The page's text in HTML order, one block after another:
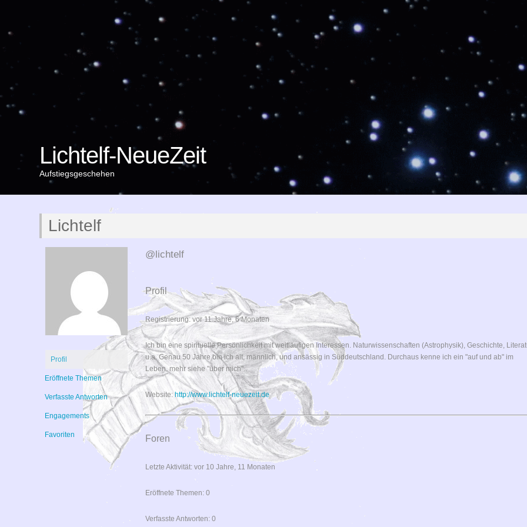
Lichtelf-NeueZeit
Aufstiegsgeschehen
Lichtelf
Profil
Eröffnete Themen
Verfasste Antworten
Engagements
Favoriten
@lichtelf
Profil
Registrierung: vor 11 Jahre, 6 Monaten
Ich bin eine spirituelle Persönlichkeit mit weitläufigen Interessen. Naturwissenschaften (Astrophysik), Geschichte,
u.a. Genau 50 Jahre bin ich alt, männlich, und ansässig in Süddeutschland. Durchaus kenne ich ein "auf und ab" im
Leben. mehr siehe "über mich"..
Website: http://www.lichtelf-neuezeit.de
Foren
Letzte Aktivität: vor 10 Jahre, 11 Monaten
Eröffnete Themen: 0
Verfasste Antworten: 0